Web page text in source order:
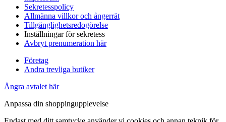
Sekretesspolicy
Allmänna villkor och ångerrät
Tillgänglighetsredogörelse
Inställningar för sekretess
Avbryt prenumeration här
Företag
Andra trevliga butiker
Ångra avtalet här
Anpassa din shoppingupplevelse